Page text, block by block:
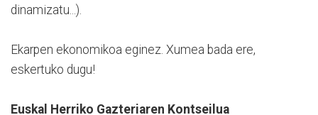
dinamizatu...).
Ekarpen ekonomikoa eginez. Xumea bada ere,
eskertuko dugu!
Euskal Herriko Gazteriaren Kontseilua